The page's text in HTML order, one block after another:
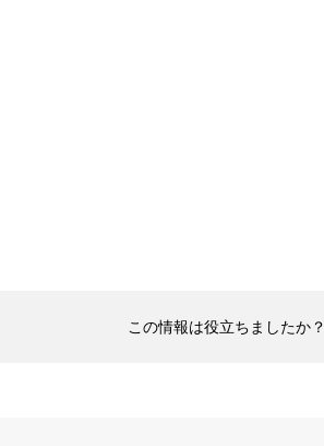
この情報は役立ちましたか？